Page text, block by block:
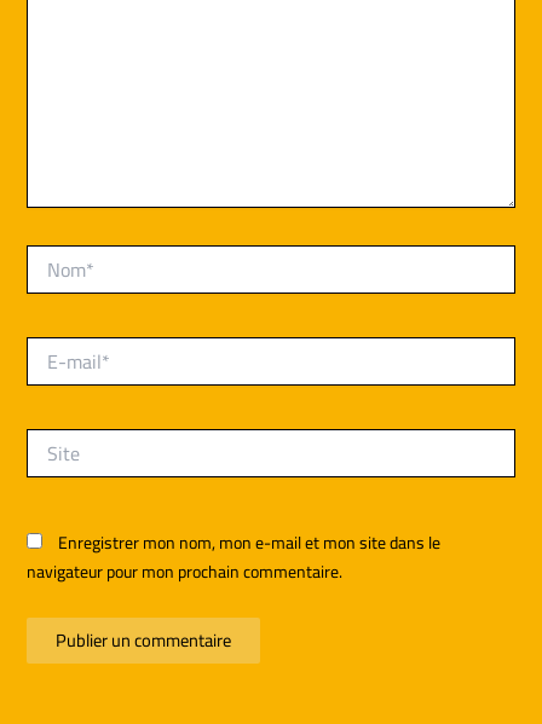
Nom*
E-
mail*
Site
Enregistrer mon nom, mon e-mail et mon site dans le
navigateur pour mon prochain commentaire.